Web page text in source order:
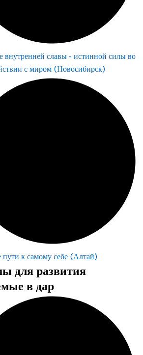
внутренней славы - истинной силы во
с миром (Новосибирск)
к самому себе (Алтай)
для развития
в дар